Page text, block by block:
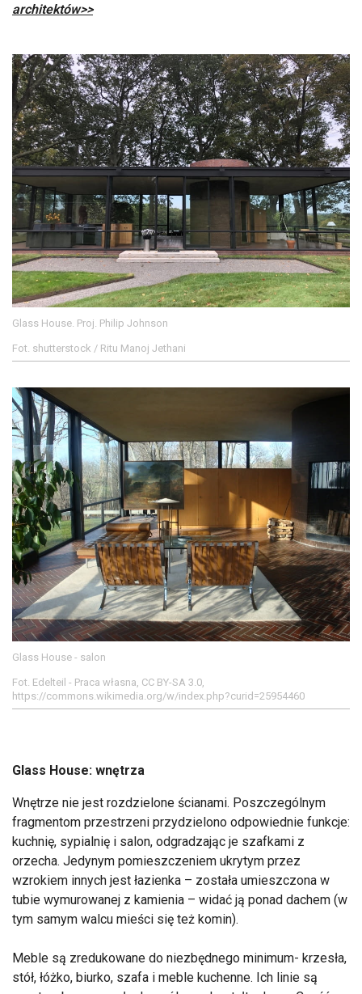
architektów>>
Glass House. Proj. Philip Johnson
Fot. shutterstock / Ritu Manoj Jethani
Glass House - salon
Fot. Edelteil - Praca własna, CC BY-SA 3.0,
https://commons.wikimedia.org/w/index.php?curid=25954460
Glass House: wnętrza
Wnętrze nie jest rozdzielone ścianami. Poszczególnym
fragmentom przestrzeni przydzielono odpowiednie funkcje:
kuchnię, sypialnię i salon, odgradzając je szafkami z
orzecha. Jedynym pomieszczeniem ukrytym przez
wzrokiem innych jest łazienka – została umieszczona w
tubie wymurowanej z kamienia – widać ją ponad dachem (w
tym samym walcu mieści się też komin).
Meble są zredukowane do niezbędnego minimum- krzesła,
stół, łóżko, biurko, szafa i meble kuchenne. Ich linie są